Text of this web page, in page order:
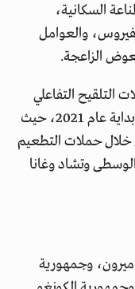
السكانية،
والعوامل
الزاعجة.
التلقيح التفاعلي
والوقائي، جارية في البلدان المتضررة، منذ بداية عام 2021، حيث
شخص من خلال حملات التطعيم
الوسطى وتشاد وغانا
(الكاميرون، وجمهورية